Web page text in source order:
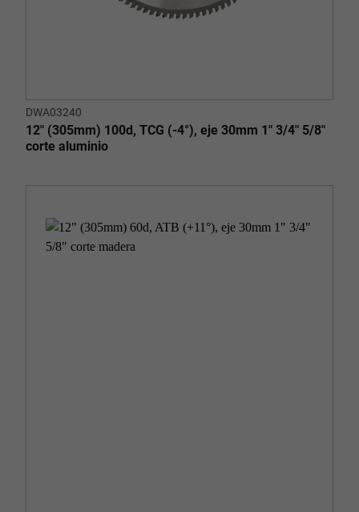
DWA03240
12" (305mm) 100d, TCG (-4°), eje 30mm 1" 3/4" 5/8"
corte aluminio